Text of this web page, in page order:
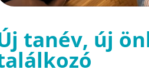
tanév, új